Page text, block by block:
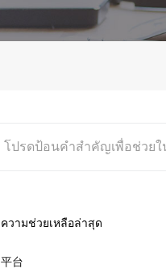
โปรดป้อนคำสำคัญเพื่อช่วย
ความช่วยเหลือล่าสุด
平台